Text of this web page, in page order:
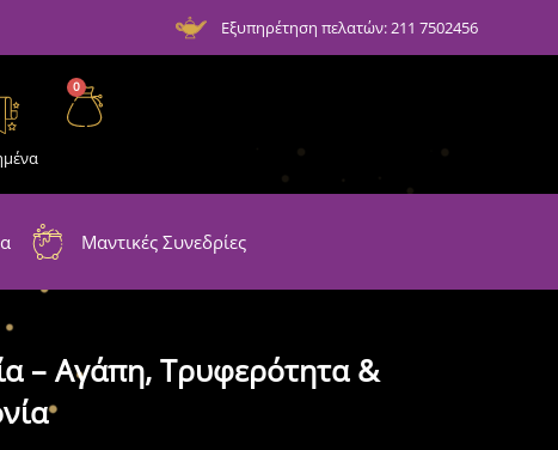
Εξυπηρέτηση πελατών: 211 7502456
0
Μαντικές Συνεδρίες
– Αγάπη, Τρυφερότητα &